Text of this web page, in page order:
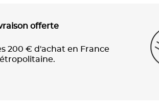
offerte
200 € d'achat en France